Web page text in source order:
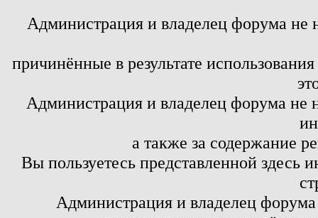
Администрация и владелец форума не
причинённые в результате
Администрация и владелец форума не
а также за содержание
Вы пользуетесь представленной здесь
Администрация и владелец